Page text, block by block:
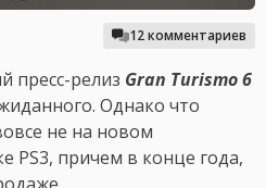
12 комментариев
пресс-релиз Gran Turismo 6
Однако что
не на новом
PS3, причем в конце года,